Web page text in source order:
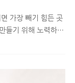
가장 빼기 힘든 곳
들기 위해 노력하시
을 위해서 뱃살 빨